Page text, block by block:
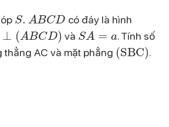
B
có đáy là hình
(ABCD)
và
SA= a
. Tính số
AC và mặt phẳng
( SBC )
.